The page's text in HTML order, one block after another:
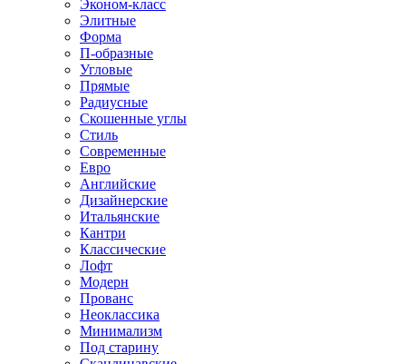
Эконом-класс
Элитные
Форма
П-образные
Угловые
Прямые
Радиусные
Скошенные углы
Стиль
Современные
Евро
Английские
Дизайнерские
Итальянские
Кантри
Классические
Лофт
Модерн
Прованс
Неоклассика
Минимализм
Под старину